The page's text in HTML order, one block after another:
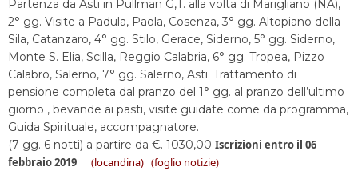
Partenza da Asti in Pullman G,T. alla volta di Marigliano (NA),
2° gg. Visite a Padula, Paola, Cosenza, 3° gg. Altopiano della
Sila, Catanzaro, 4° gg. Stilo, Gerace, Siderno, 5° gg. Siderno,
Monte S. Elia, Scilla, Reggio Calabria, 6° gg. Tropea, Pizzo
Calabro, Salerno, 7° gg. Salerno, Asti. Trattamento di
pensione completa dal pranzo del 1° gg. al pranzo dell’ultimo
giorno , bevande ai pasti, visite guidate come da programma,
Guida Spirituale, accompagnatore.
(7 gg. 6 notti) a partire da €. 1030,00 Iscrizioni entro il 06
febbraio 2019 (locandina) (foglio notizie)